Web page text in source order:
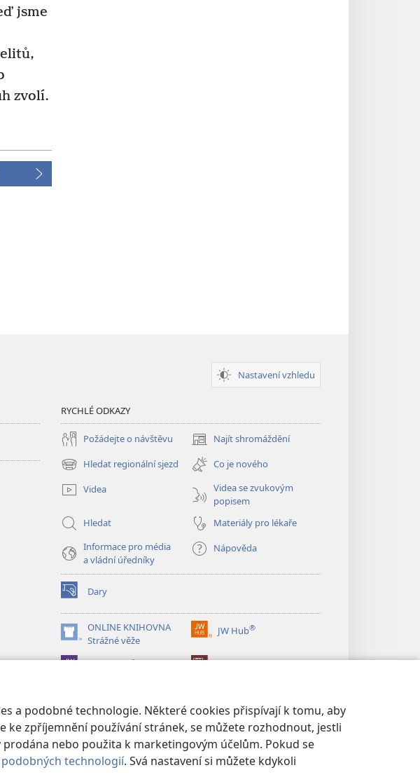
a podobné technologie. Některé cookies přispívají k tomu, aby
ke zpříjemnění používání stránek, se můžete rozhodnout, jestli
nebo použita k marketingovým účelům. Pokud se
technologií. Svá nastavení si můžete kdykoli
jsme
zvolí.
Nastavení vzhledu
RYCHLÉ ODKAZY
Požádejte o návštěvu Najít shromáždění
(otevřeno
nové
okno)
Hledat regionální sjezd
(otevřeno
nové
okno)
Co je nového
Videa
Videa se zvukovým
popisem
Hledat
Materiály pro lékaře
Informace pro média
a vládní úředníky
Nápověda
Dary
(otevřeno
nové
okno)
ONLINE KNIHOVNA
Strážné věže
(otevřeno
nové
JW Hub®
(otevřeno
okno)
®